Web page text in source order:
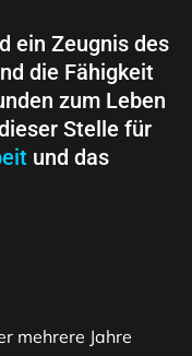
ein Zeugnis des
die Fähigkeit
zum Leben
Stelle für
und das
mehrere Jahre